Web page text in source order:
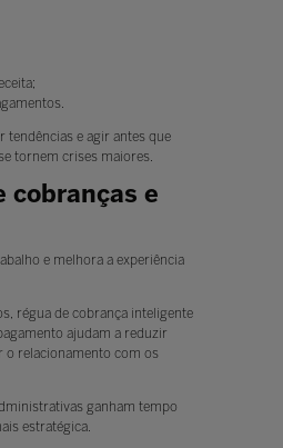
tendências e agir antes que
tornem crises maiores.
cobranças e
e melhora a experiência
régua de cobrança inteligente
ajudam a reduzir
o relacionamento com os
ganham tempo
estratégica.